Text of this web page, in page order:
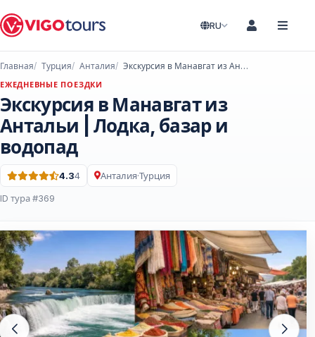
RU
Главная Турция Анталия Экскурсия в Манавгат из Антальи | Лодка, базар и водопад
ЕЖЕДНЕВНЫЕ ПОЕЗДКИ
Экскурсия в Манавгат из
Антальи | Лодка, базар и
водопад
Оценка: 4.3 из 5 · 4 Отзывы
4.34 Анталия·Турция
ID тура #369